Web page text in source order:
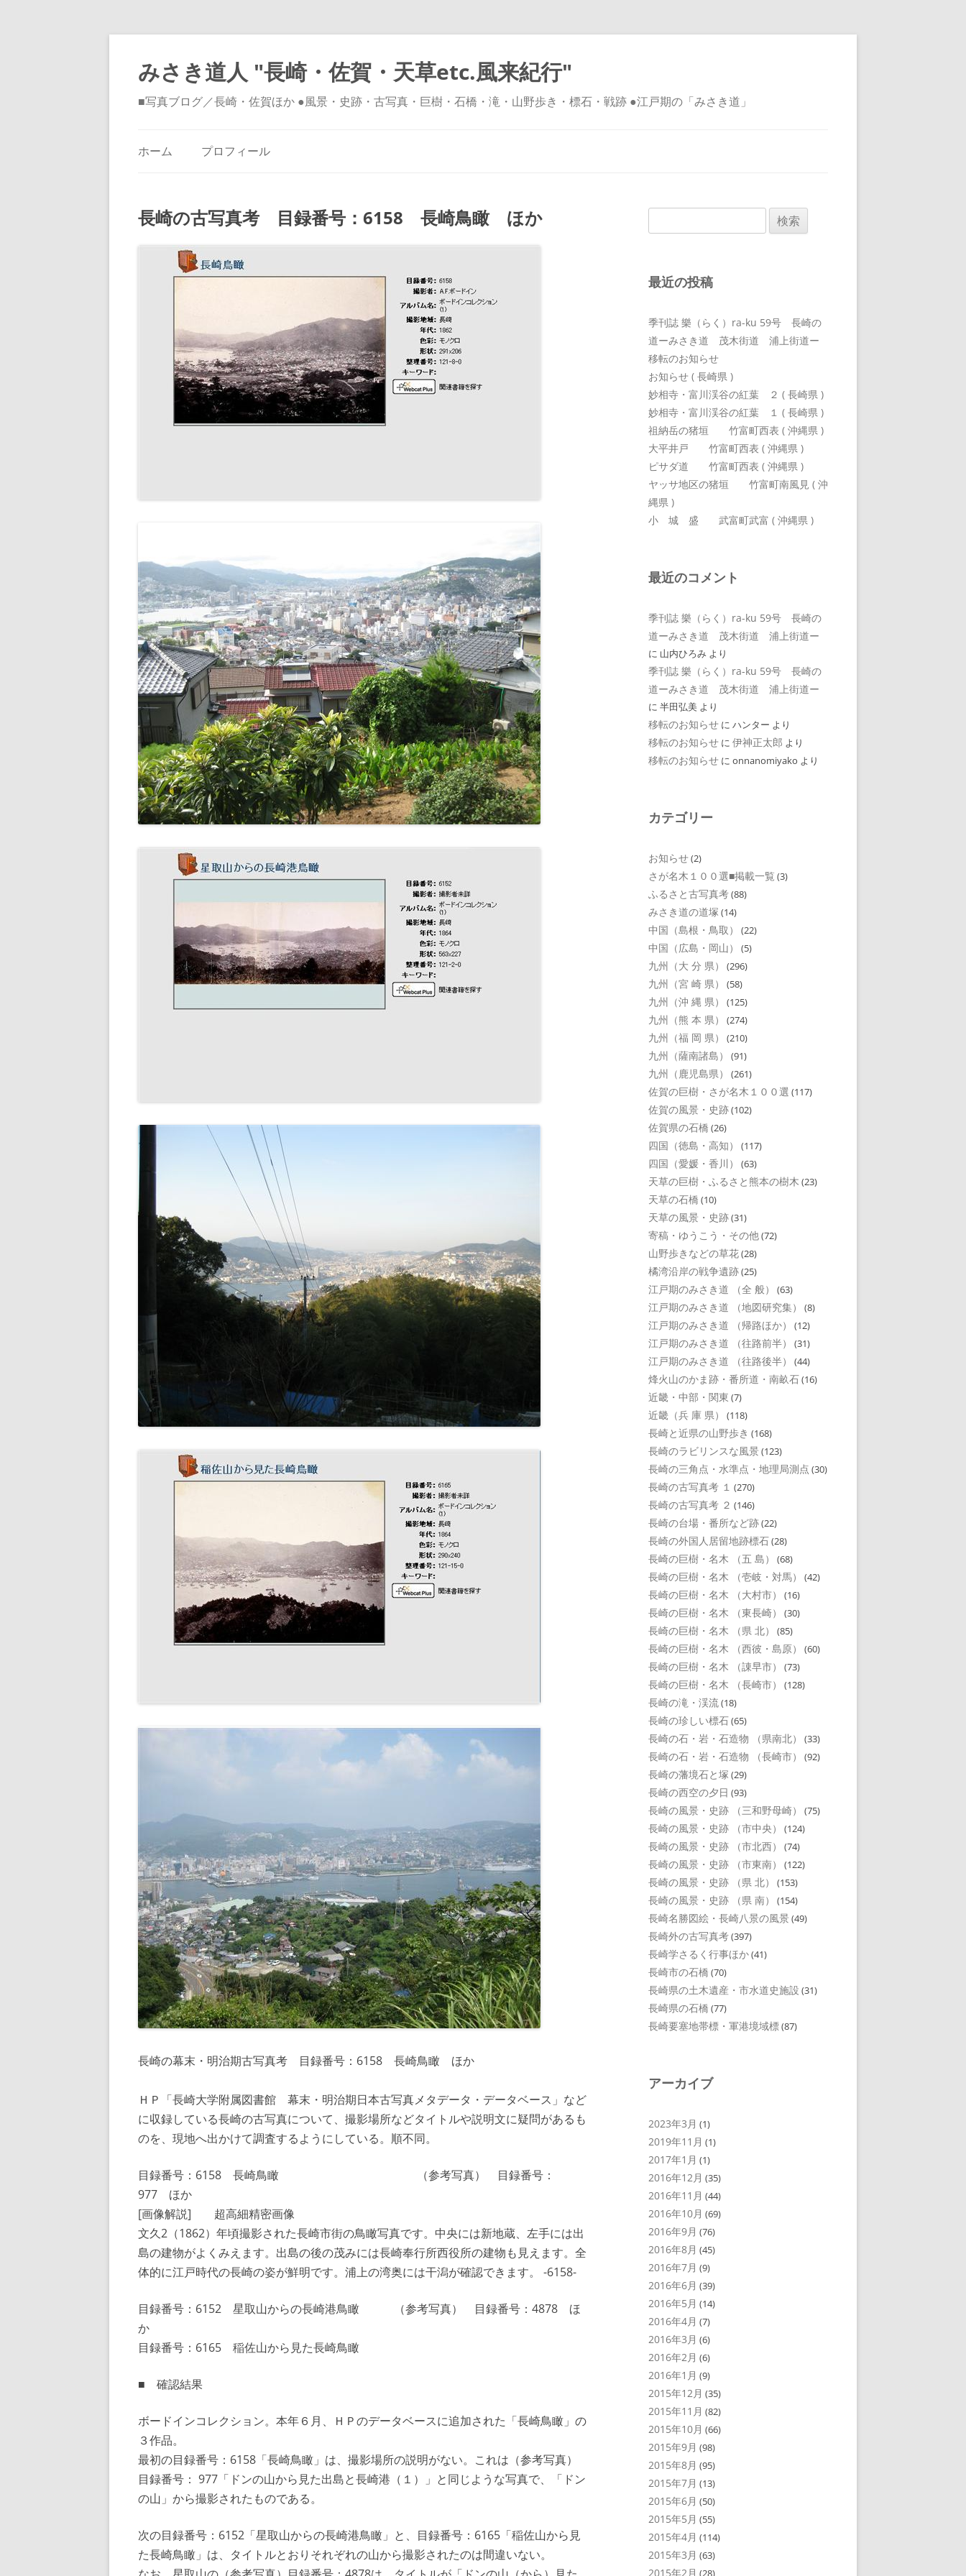
みさき道人 "長崎・佐賀・天草etc.風来紀行"
■写真ブログ／長崎・佐賀ほか ●風景・史跡・古写真・巨樹・石橋・滝・山野歩き・標石・戦跡 ●江戸期の「みさき道」
ッ
プ
ホーム プロフィール
長崎の古写真考 目録番号：6158 長崎鳥瞰 ほか
長崎の幕末・明治期古写真考 目録番号：6158 長崎鳥瞰 ほか
ＨＰ「長崎大学附属図書館 幕末・明治期日本古写真メタデータ・データベース」など
に収録している長崎の古写真について、撮影場所などタイトルや説明文に疑問があるも
のを、現地へ出かけて調査するようにしている。順不同。
目録番号：6158 長崎鳥瞰 （参考写真） 目録番号：
977 ほか
[画像解説] 超高細精密画像
文久2（1862）年頃撮影された長崎市街の鳥瞰写真です。中央には新地蔵、左手には出
島の建物がよくみえます。出島の後の茂みには長崎奉行所西役所の建物も見えます。全
体的に江戸時代の長崎の姿が鮮明です。浦上の湾奥には干潟が確認できます。 -6158-
目録番号：6152 星取山からの長崎港鳥瞰 （参考写真） 目録番号：4878 ほ
か
目録番号：6165 稲佐山から見た長崎鳥瞰
■ 確認結果
ボードインコレクション。本年６月、ＨＰのデータベースに追加された「長崎鳥瞰」の
３作品。
最初の目録番号：6158「長崎鳥瞰」は、撮影場所の説明がない。これは（参考写真）
目録番号： 977「ドンの山から見た出島と長崎港（１）」と同じような写真で、「ドン
の山」から撮影されたものである。
次の目録番号：6152「星取山からの長崎港鳥瞰」と、目録番号：6165「稲佐山から見
た長崎鳥瞰」は、タイトルとおりそれぞれの山から撮影されたのは間違いない。
索:
最近の投稿
季刊誌 樂（らく）ra-ku 59号 長崎の
道ーみさき道 茂木街道 浦上街道ー
移転のお知らせ
お知らせ ( 長崎県 )
妙相寺・富川渓谷の紅葉 ２ ( 長崎県 )
妙相寺・富川渓谷の紅葉 １ ( 長崎県 )
祖納岳の猪垣 竹富町西表 ( 沖縄県 )
大平井戸 竹富町西表 ( 沖縄県 )
ピサダ道 竹富町西表 ( 沖縄県 )
ヤッサ地区の猪垣 竹富町南風見 ( 沖
縄県 )
小 城 盛 武富町武富 ( 沖縄県 )
最近のコメント
季刊誌 樂（らく）ra-ku 59号 長崎の
道ーみさき道 茂木街道 浦上街道ー
に 山内ひろみ より
季刊誌 樂（らく）ra-ku 59号 長崎の
道ーみさき道 茂木街道 浦上街道ー
に 半田弘美 より
移転のお知らせ に ハンター より
移転のお知らせ に 伊神正太郎 より
移転のお知らせ に onnanomiyako より
カテゴリー
お知らせ(2)
さが名木１００選■掲載一覧 (3)
ふるさと古写真考(88)
みさき道の道塚 (14)
中国（島根・鳥取） (22)
中国（広島・岡山） (5)
九州（大 分 県） (296)
九州（宮 崎 県） (58)
九州（沖 縄 県） (125)
九州（熊 本 県） (274)
九州（福 岡 県） (210)
九州（薩南諸島） (91)
九州（鹿児島県） (261)
佐賀の巨樹・さが名木１００選 (117)
佐賀の風景・史跡(102)
佐賀県の石橋 (26)
四国（徳島・高知） (117)
四国（愛媛・香川） (63)
天草の巨樹・ふるさと熊本の樹木 (23)
天草の石橋 (10)
天草の風景・史跡(31)
寄稿・ゆうこう・その他(72)
山野歩きなどの草花(28)
橘湾沿岸の戦争遺跡(25)
江戸期のみさき道 （全 般） (63)
江戸期のみさき道 （地図研究集） (8)
江戸期のみさき道 （帰路ほか） (12)
江戸期のみさき道 （往路前半） (31)
江戸期のみさき道 （往路後半） (44)
烽火山のかま跡・番所道・南畝石(16)
近畿・中部・関東 (7)
近畿（兵 庫 県） (118)
長崎と近県の山野歩き (168)
長崎のラビリンスな風景 (123)
長崎の三角点・水準点・地理局測点 (30)
長崎の古写真考 １ (270)
長崎の古写真考 ２ (146)
長崎の台場・番所など跡(22)
長崎の外国人居留地跡標石(28)
長崎の巨樹・名木 （五 島） (68)
長崎の巨樹・名木 （壱岐・対馬） (42)
長崎の巨樹・名木 （大村市） (16)
長崎の巨樹・名木 （東長崎） (30)
長崎の巨樹・名木 （県 北） (85)
長崎の巨樹・名木 （西彼・島原） (60)
長崎の巨樹・名木 （諌早市） (73)
長崎の巨樹・名木 （長崎市） (128)
長崎の滝・渓流(18)
長崎の珍しい標石(65)
長崎の石・岩・石造物 （県南北） (33)
長崎の石・岩・石造物 （長崎市） (92)
長崎の藩境石と塚 (29)
長崎の西空の夕日 (93)
長崎の風景・史跡 （三和野母崎） (75)
長崎の風景・史跡 （市中央） (124)
長崎の風景・史跡 （市北西） (74)
長崎の風景・史跡 （市東南） (122)
長崎の風景・史跡 （県 北） (153)
長崎の風景・史跡 （県 南） (154)
長崎名勝図絵・長崎八景の風景 (49)
長崎外の古写真考(397)
長崎学さるく行事ほか(41)
長崎市の石橋 (70)
長崎県の土木遺産・市水道史施設 (31)
長崎県の石橋 (77)
長崎要塞地帯標・軍港境域標(87)
アーカイブ
2023年3月 (1)
2019年11月 (1)
2017年1月 (1)
2016年12月 (35)
2016年11月 (44)
2016年10月 (69)
2016年9月 (76)
2016年8月 (45)
2016年7月 (9)
2016年6月 (39)
2016年5月 (14)
2016年4月 (7)
2016年3月 (6)
2016年2月 (6)
2016年1月 (9)
2015年12月 (35)
2015年11月 (82)
2015年10月 (66)
2015年9月 (98)
2015年8月 (95)
2015年7月 (13)
2015年6月 (50)
2015年5月 (55)
2015年4月 (114)
2015年3月 (63)
2015年2月 (28)